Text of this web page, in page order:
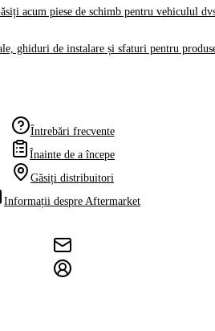
acum piese de schimb pentru vehiculul
ghiduri de instalare și sfaturi pentru
Întrebări frecvente
Înainte de a începe
Găsiți distribuitori
Informații despre Aftermarket